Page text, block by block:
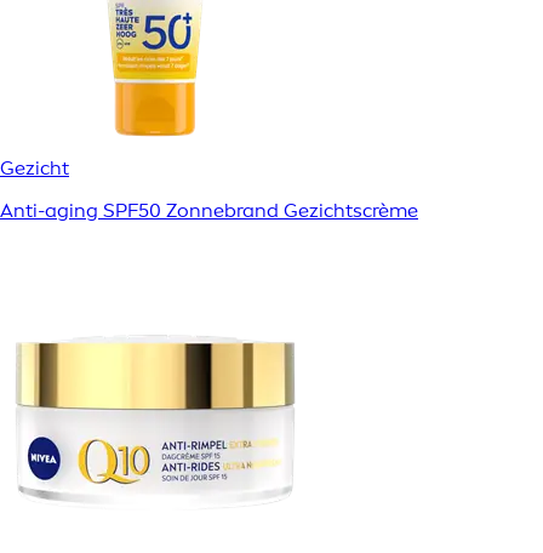
Gezicht
Anti-aging SPF50 Zonnebrand Gezichtscrème